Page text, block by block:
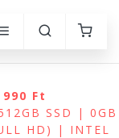
Ft
SSD | 0GB
HD) | INTEL